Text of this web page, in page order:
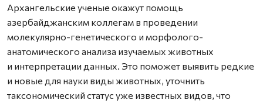
Архангельские ученые окажут помощь
азербайджанским коллегам в проведении
молекулярно-генетического и морфолого-
анатомического анализа изучаемых животных
и интерпретации данных. Это поможет выявить редкие
и новые для науки виды животных, уточнить
таксономический статус уже известных видов, что